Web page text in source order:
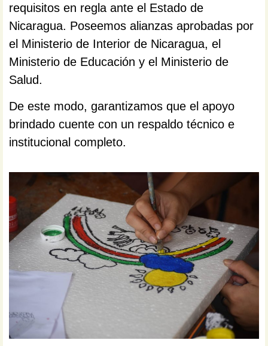
requisitos en regla ante el Estado de
Nicaragua. Poseemos alianzas aprobadas por
el Ministerio de Interior de Nicaragua, el
Ministerio de Educación y el Ministerio de
Salud.
De este modo, garantizamos que el apoyo
brindado cuente con un respaldo técnico e
institucional completo.